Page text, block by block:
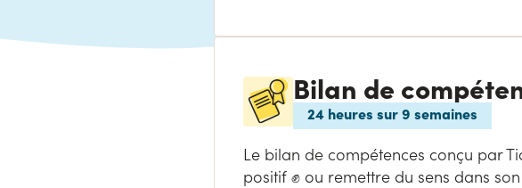
Bilan de
24 heures sur 9 semaines
Le bilan de compétences conçu par
positif ✊ ou remettre du sens dans